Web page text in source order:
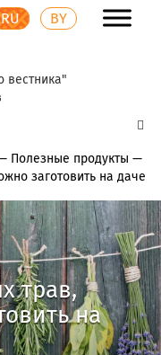
RU BY
вестника"
Полезные продукты —
заготовить на даче
трав,
на